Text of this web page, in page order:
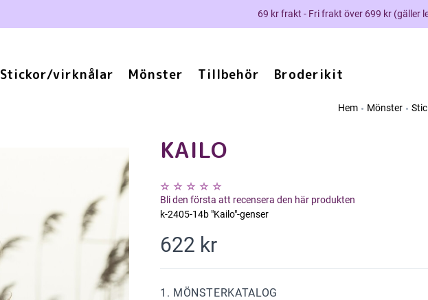
69 kr frakt - Fri frakt över 699 kr (gäller
Stickor/virknålar Mönster Tillbehör Broderikit
Hem Mönster
KAILO
Bli den första att recensera den här produkten
k-2405-14b "Kailo"-genser
622 kr
1. MÖNSTERKATALOG